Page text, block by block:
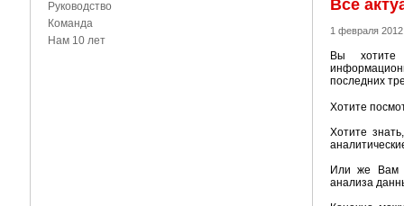
Руководство
Команда
Нам 10 лет
Все
1 февраля 2012
Вы
последних
Хотите
Хотите
Или же Вам
анализа